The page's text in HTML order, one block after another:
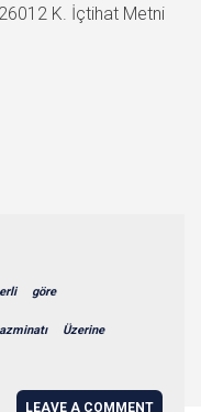
K. İçtihat Metni
göre
Üzerine
LEAVE A COMMENT